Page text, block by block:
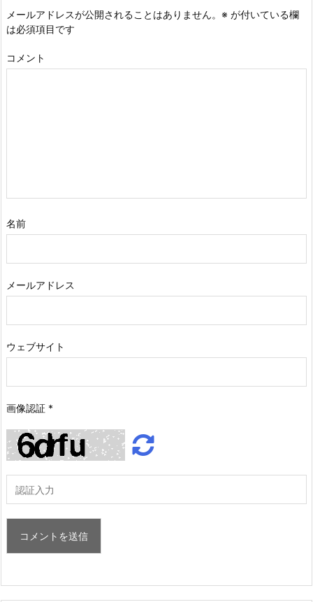
メールアドレスが公開されることはありません。 ※ が付いている欄
は必須項目です
コメント
名前
メールアドレス
ウェブサイト
画像認証 *